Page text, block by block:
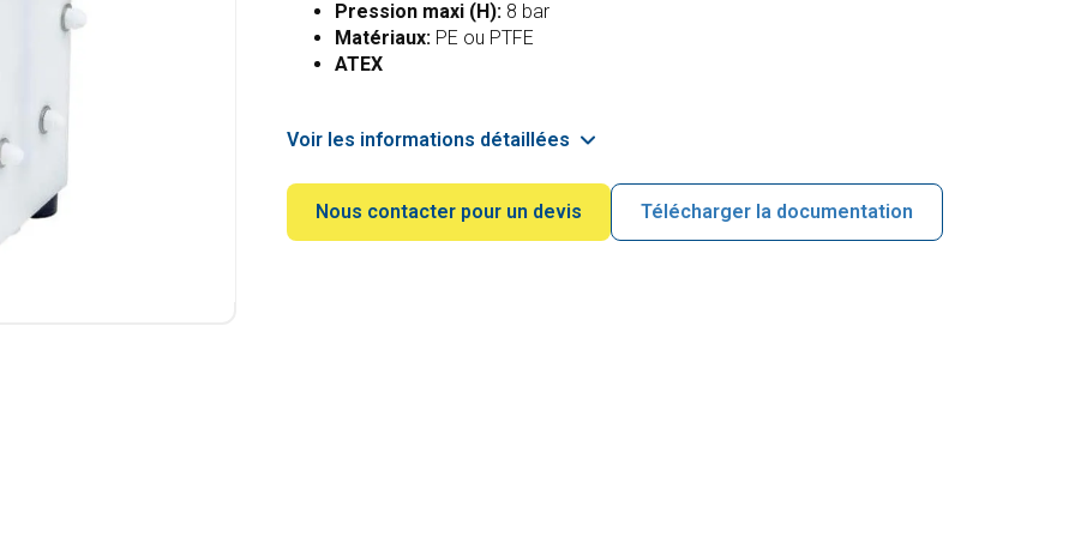
Pression maxi (H): 8 bar
Matériaux: PE ou PTFE
ATEX
Voir les informations détaillées
Nous contacter pour un devis Télécharger la documentation